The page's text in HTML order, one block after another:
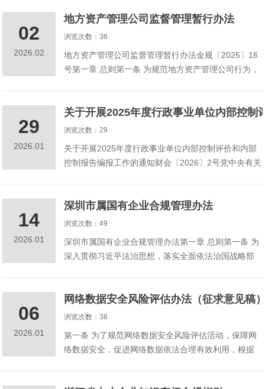
法适用于在中华人民共和国境内依法设
地方资产管理公司监督管理暂行办法
浏览次数：36
地方资产管理公司监督管理暂行办法金规〔2025〕16
号第一章 总则第一条 为规范地方资产管理公司行为，
法律法规，制定本办法。第二条
02
2026.02
关于开展2025年度行政事业单位内部控制
浏览次数：29
关于开展2025年度行政事业单位内部控制评价和内部
控制报告编报工作的通知财会〔2026〕2号党中央有关
检察院，各民主党派中央，有
29
2026.01
深圳市属国有企业合规管理办法
浏览次数：49
深圳市属国有企业合规管理办法第一章 总则第一条 为
深入贯彻习近平法治思想，落实全面依法治国战略部
量发展，根据《中华人民共和国公司
14
2026.01
网络数据安全风险评估办法（征求意见稿
浏览次数：38
第一条 为了规范网络数据安全风险评估活动，保障网
络数据安全，促进网络数据依法合理有效利用，根据
06
2026.01